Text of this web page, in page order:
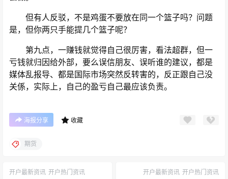
但有人反驳，不是鸡蛋不要放在同一个篮子吗？问题
是，但你两只手能提几个篮子呢？
第九点，一赚钱就觉得自己很厉害，看法超群，但一
亏钱就归因给外部，要么误信朋友、误听谁的建议，都是
媒体乱报导、都是国际市场突然反转害的，反正跟自己没
关係，实际上，自己的盈亏自己最应该负责。
海报分享 收藏
期货
开户最新资讯 开户热门资讯 开户最新资讯 开户热门资讯